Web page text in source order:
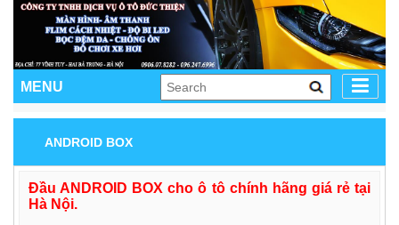
MENU
ANDROID BOX
Đầu ANDROID BOX cho ô tô chính hãng giá rẻ tại
Hà Nội.